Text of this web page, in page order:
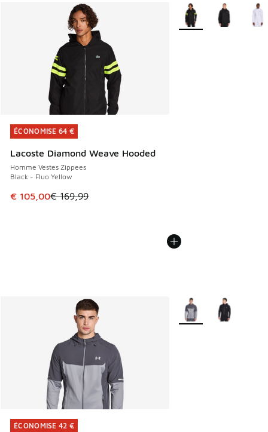
ÉCONOMISE 64 €
Lacoste Diamond Weave Hooded
Homme Vestes Zippees
Black - Fluo Yellow
Cet article est en promotion. Prix en baisse de € 169,99 à
€ 105,00€ 169,99
ÉCONOMISE 64 €
Plus de couleurs
ÉCONOMISE 42 €
ÉCONOMISE 42 €
Plus de couleurs